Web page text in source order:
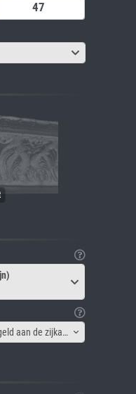
Canvas lijst - Afbeelding gespiegeld aan de zijkant